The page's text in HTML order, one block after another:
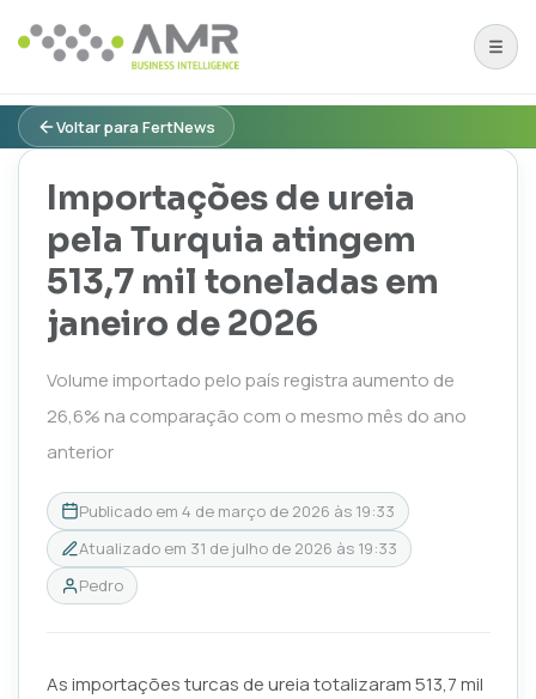
Voltar para FertNews
Importações de ureia
pela Turquia atingem
513,7 mil toneladas em
janeiro de 2026
Volume importado pelo país registra aumento de
26,6% na comparação com o mesmo mês do ano
anterior
Publicado em 4 de março de 2026 às 19:33
Atualizado em 31 de julho de 2026 às 19:33
Pedro
As importações turcas de ureia totalizaram 513,7 mil